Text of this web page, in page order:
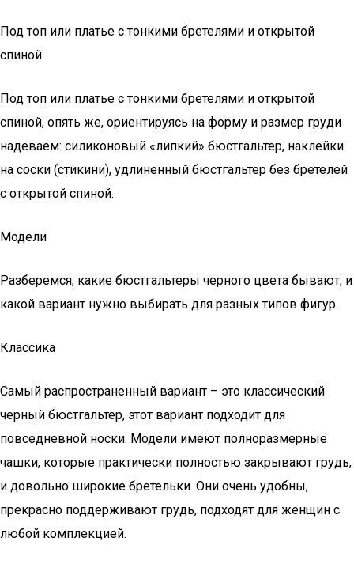
Под топ или платье с тонкими бретелями и открытой
спиной
Под топ или платье с тонкими бретелями и открытой
спиной, опять же, ориентируясь на форму и размер груди
надеваем: силиконовый «липкий» бюстгальтер, наклейки
на соски (стикини), удлиненный бюстгальтер без бретелей
с открытой спиной.
Модели
Разберемся, какие бюстгальтеры черного цвета бывают, и
какой вариант нужно выбирать для разных типов фигур.
Классика
Самый распространенный вариант – это классический
черный бюстгальтер, этот вариант подходит для
повседневной носки. Модели имеют полноразмерные
чашки, которые практически полностью закрывают грудь,
и довольно широкие бретельки. Они очень удобны,
прекрасно поддерживают грудь, подходят для женщин с
любой комплекцией.